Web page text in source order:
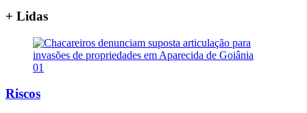
+ Lidas
01
Riscos